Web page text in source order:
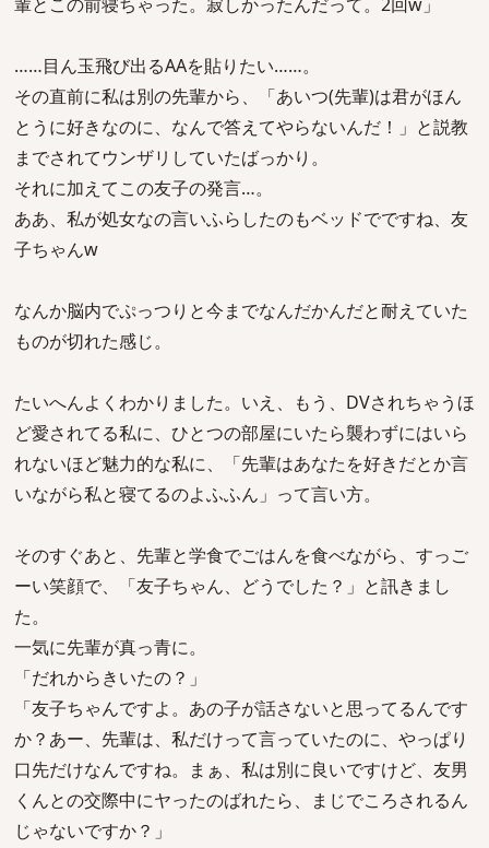
……目ん玉飛び出るAAを貼りたい……。
その直前に私は別の先輩から、「あいつ(先輩)は君がほん
とうに好きなのに、なんで答えてやらないんだ！」と説教
までされてウンザリしていたばっかり。
それに加えてこの友子の発言…。
ああ、私が処女なの言いふらしたのもベッドでですね、友
子ちゃんw
なんか脳内でぷっつりと今までなんだかんだと耐えていた
ものが切れた感じ。
たいへんよくわかりました。いえ、もう、DVされちゃうほ
ど愛されてる私に、ひとつの部屋にいたら襲わずにはいら
れないほど魅力的な私に、「先輩はあなたを好きだとか言
いながら私と寝てるのよふふん」って言い方。
そのすぐあと、先輩と学食でごはんを食べながら、すっご
ーい笑顔で、「友子ちゃん、どうでした？」と訊きまし
た。
一気に先輩が真っ青に。
「だれからきいたの？」
「友子ちゃんですよ。あの子が話さないと思ってるんです
か？あー、先輩は、私だけって言っていたのに、やっぱり
口先だけなんですね。まぁ、私は別に良いですけど、友男
くんとの交際中にヤったのばれたら、まじでころされるん
じゃないですか？」